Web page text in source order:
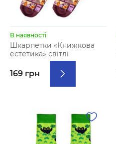
В наявності
Шкарпетки «Книжкова
естетика» світлі
169 грн